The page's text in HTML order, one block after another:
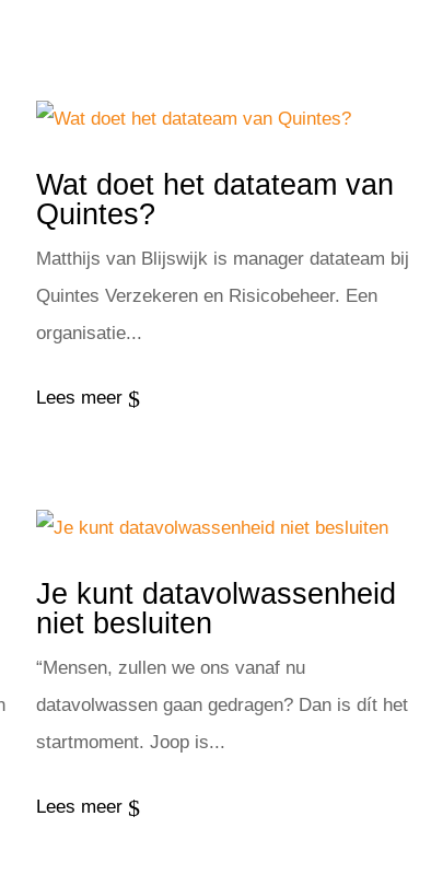
Wat doet het datateam van
Quintes?
Matthijs van Blijswijk is manager datateam bij
Quintes Verzekeren en Risicobeheer. Een
organisatie...
Lees meer $
Je kunt datavolwassenheid
niet besluiten
“Mensen, zullen we ons vanaf nu
datavolwassen gaan gedragen? Dan is dít het
startmoment. Joop is...
Lees meer $